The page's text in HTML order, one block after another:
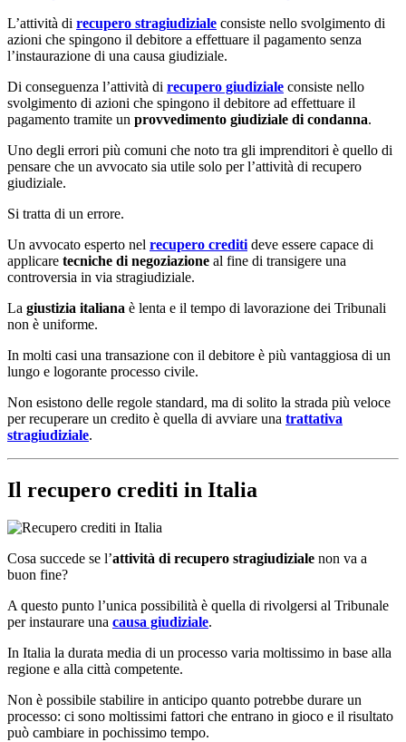
L’attività di recupero stragiudiziale consiste nello svolgimento di
azioni che spingono il debitore a effettuare il pagamento senza
l’instaurazione di una causa giudiziale.
Di conseguenza l’attività di recupero giudiziale consiste nello
svolgimento di azioni che spingono il debitore ad effettuare il
pagamento tramite un provvedimento giudiziale di condanna.
Uno degli errori più comuni che noto tra gli imprenditori è quello di
pensare che un avvocato sia utile solo per l’attività di recupero
giudiziale.
Si tratta di un errore.
Un avvocato esperto nel recupero crediti deve essere capace di
applicare tecniche di negoziazione al fine di transigere una
controversia in via stragiudiziale.
La giustizia italiana è lenta e il tempo di lavorazione dei Tribunali
non è uniforme.
In molti casi una transazione con il debitore è più vantaggiosa di un
lungo e logorante processo civile.
Non esistono delle regole standard, ma di solito la strada più veloce
per recuperare un credito è quella di avviare una trattativa
stragiudiziale.
Il recupero crediti in Italia
Cosa succede se l’attività di recupero stragiudiziale non va a
buon fine?
A questo punto l’unica possibilità è quella di rivolgersi al Tribunale
per instaurare una causa giudiziale.
In Italia la durata media di un processo varia moltissimo in base alla
regione e alla città competente.
Non è possibile stabilire in anticipo quanto potrebbe durare un
processo: ci sono moltissimi fattori che entrano in gioco e il risultato
può cambiare in pochissimo tempo.